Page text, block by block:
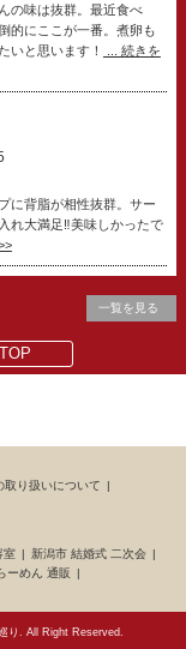
の味は抜群。最近食べ
的にここが一番。煮卵も
いと思います！
... 続きを
に背脂が相性抜群。サー
れ大満足‼️美味しかったで
一覧を見る
取り扱いについて
室
新潟市 結婚式 二次会
ーめん 通販
り . All Right Reserved.